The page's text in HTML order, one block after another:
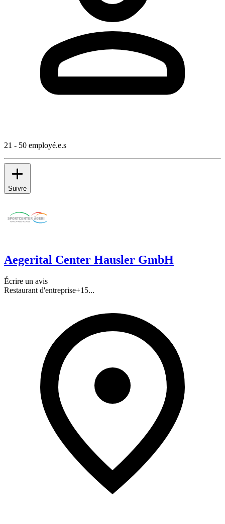
21 - 50 employé.e.s
Suivre
Aegerital Center Hausler GmbH
Écrire un avis
Restaurant d'entreprise+15...